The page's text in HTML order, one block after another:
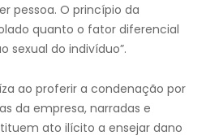
pessoa. O princípio da
quanto o fator diferencial
sexual do indivíduo”.
ao proferir a condenação por
da empresa, narradas e
ato ilícito a ensejar dano